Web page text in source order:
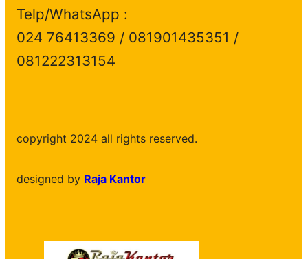
Telp/WhatsApp :
024 76413369 / 081901435351 /
081222313154
copyright 2024 all rights reserved.
designed by Raja Kantor